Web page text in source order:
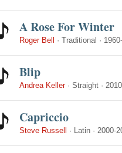
A Rose For Winter
Roger Bell · Traditional ·
Blip
Andrea Keller· Straight ·
Capriccio
Steve Russell · Latin · 2000-